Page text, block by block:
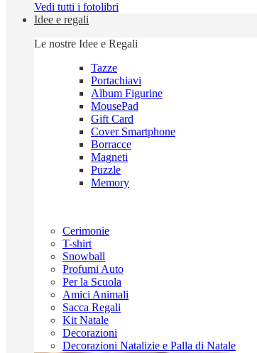
Vedi tutti i fotolibri
Idee e regali
Le nostre Idee e Regali
Tazze
Portachiavi
Album Figurine
MousePad
Gift Card
Cover Smartphone
Borracce
Magneti
Puzzle
Memory
Cerimonie
T-shirt
Snowball
Profumi Auto
Per la Scuola
Amici Animali
Sacca Regali
Kit Natale
Decorazioni
Decorazioni Natalizie e Palla di Natale